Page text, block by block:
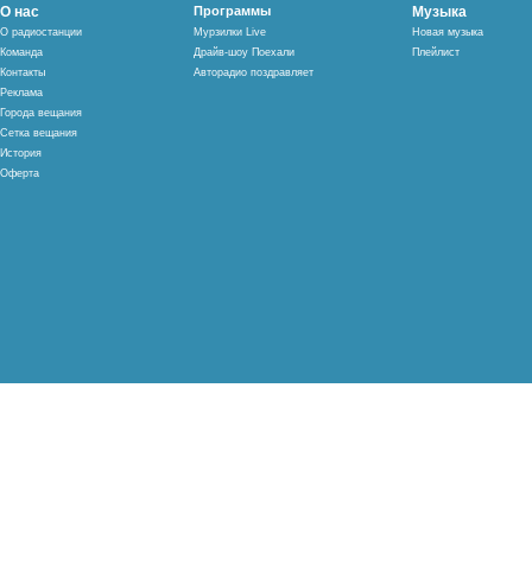
О нас
О радиостанции
Команда
Контакты
Реклама
Города вещания
Сетка вещания
История
Оферта
Программы
Мурзилки Live
Драйв-шоу Поехали
Авторадио поздравляет
Музыка
Новая музыка
Плейлист